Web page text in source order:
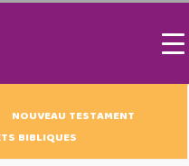
NOUVEAU TESTAMENT
BIBLIQUES